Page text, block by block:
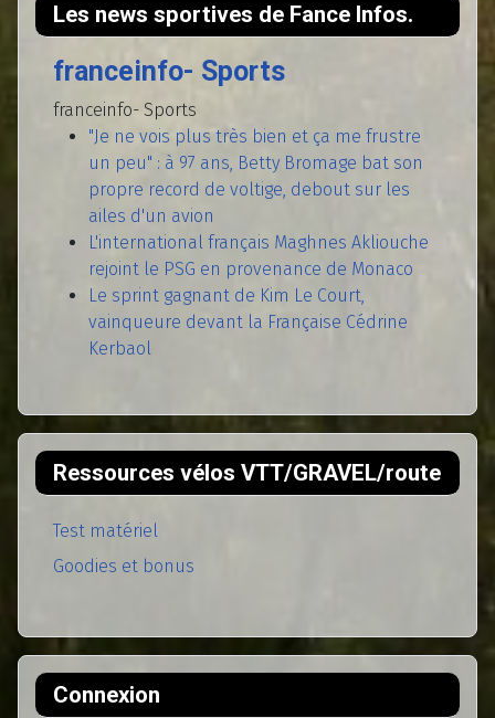
Les news sportives de Fance Infos.
franceinfo- Sports
franceinfo- Sports
"Je ne vois plus très bien et ça me frustre
un peu" : à 97 ans, Betty Bromage bat son
propre record de voltige, debout sur les
ailes d'un avion
L'international français Maghnes Akliouche
rejoint le PSG en provenance de Monaco
Le sprint gagnant de Kim Le Court,
vainqueure devant la Française Cédrine
Kerbaol
Ressources vélos VTT/GRAVEL/route
Test matériel
Goodies et bonus
Connexion